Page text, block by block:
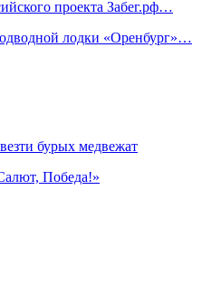
проекта Забег.рф…
лодки «Оренбург»…
бурых медвежат
Победа!»